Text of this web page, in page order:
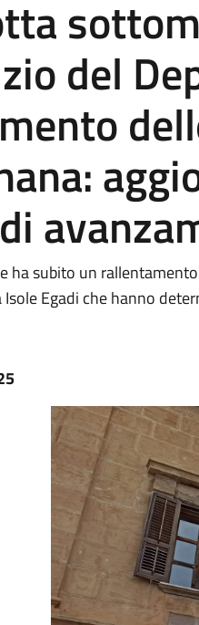
del
ha subito un
Egadi che hanno